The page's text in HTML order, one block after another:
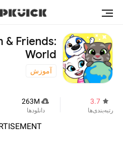
& Friends:
World
آموزش
3.7
رتبه‌بندی‌ها
263M
دانلودها